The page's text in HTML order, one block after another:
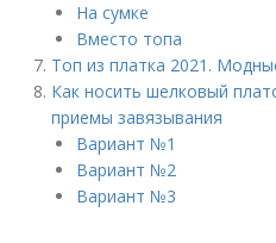
На сумке
Вместо топа
Топ из платка 2021.
Как носить шелковый
приемы завязывания
Вариант №1
Вариант №2
Вариант №3